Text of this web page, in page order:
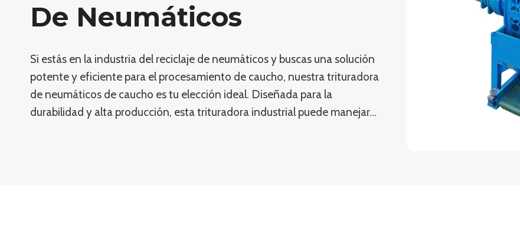
De Neumáticos
Si estás en la industria del reciclaje de neumáticos y buscas una solución
potente y eficiente para el procesamiento de caucho, nuestra trituradora
de neumáticos de caucho es tu elección ideal. Diseñada para la
durabilidad y alta producción, esta trituradora industrial puede manejar…